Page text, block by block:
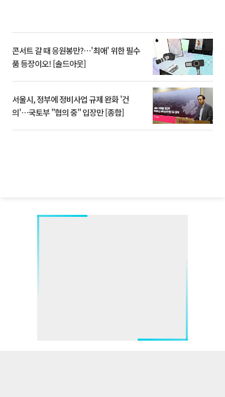
콘서트 갈 때 응원봉만?⋯'최애' 위한 필수
품 등장이오! [솔드아웃]
서울시, 정부에 정비사업 규제 완화 '건
의'⋯국토부 "협의 중" 입장만 [종합]